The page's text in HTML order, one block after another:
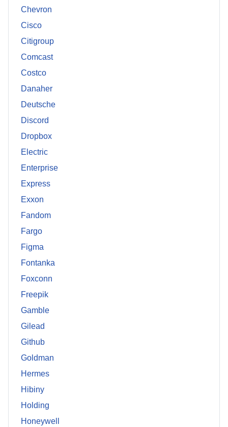
Chevron
Cisco
Citigroup
Comcast
Costco
Danaher
Deutsche
Discord
Dropbox
Electric
Enterprise
Express
Exxon
Fandom
Fargo
Figma
Fontanka
Foxconn
Freepik
Gamble
Gilead
Github
Goldman
Hermes
Hibiny
Holding
Honeywell